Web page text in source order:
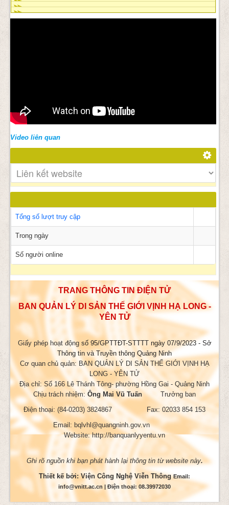
Video liên quan
Tổng số lượt truy cập
Trong ngày
Số người online
TRANG THÔNG TIN ĐIỆN TỬ
BAN QUẢN LÝ DI SẢN THẾ GIỚI VỊNH HẠ LONG -
YÊN TỬ
Giấy phép hoạt động số 95/GPTTĐT-STTTT ngày 07/9/2023 - Sở
Thông tin và Truyền thông Quảng Ninh
Cơ quan chủ quản: BAN QUẢN LÝ DI SẢN THẾ GIỚI VỊNH HẠ
LONG - YÊN TỬ
Địa chỉ: Số 166 Lê Thánh Tông- phường Hồng Gai - Quảng Ninh
Chịu trách nhiệm: Ông Mai Vũ TuấnTrưởng ban
Điện thoại: (84-0203) 3824867 Fax: 02033 854 153
Email: bqlvhl@quangninh.gov.vn
Website: http://banquanlyyentu.vn
Ghi rõ nguồn khi bạn phát hành lại thông tin từ website này.
Thiết kế bởi:Viện Công Nghệ Viễn ThôngEmail:
info@vnitt.ac.cn | Điện thoại: 08.39972030